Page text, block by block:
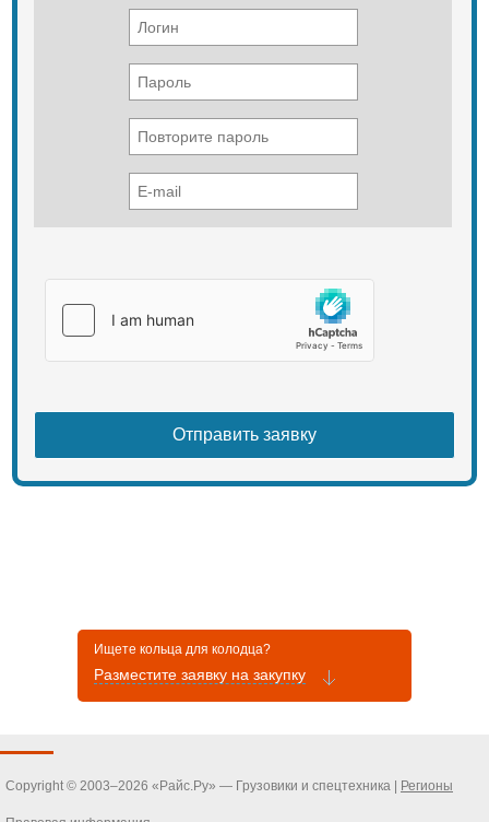
Ищете кольца для колодца?
Разместите заявку на закупку
Copyright © 2003–2026 «Райс.Ру» — Грузовики и спецтехника | Регионы